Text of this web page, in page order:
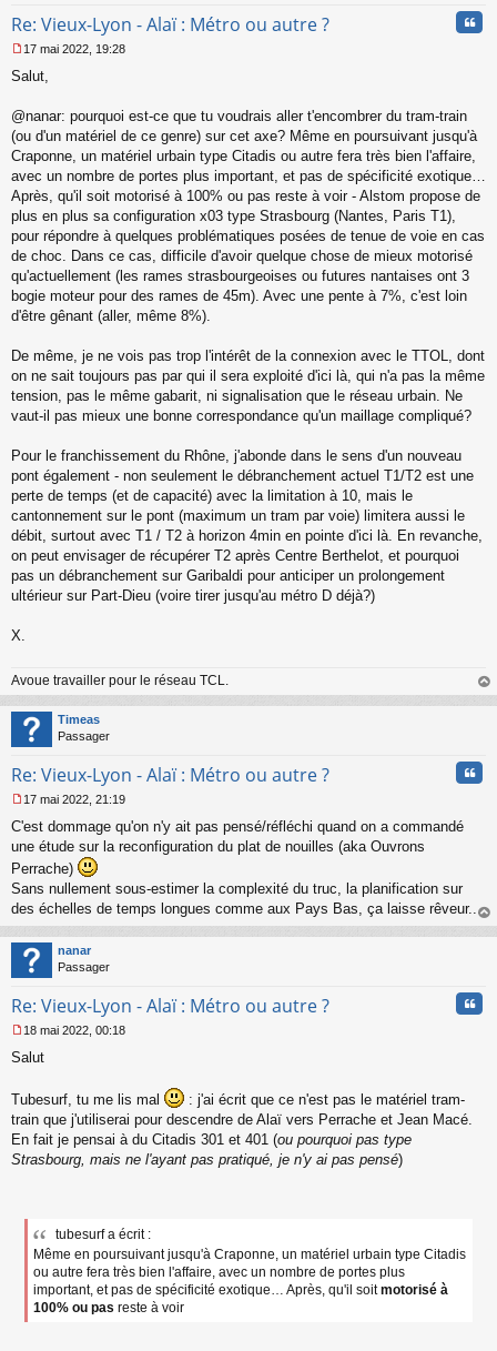
Re: Vieux-Lyon - Alaï : Métro ou autre ?
e
s
g
e
n
o
n
u
17 mai 2022, 19:28
Salut,
@nanar: pourquoi est-ce que tu voudrais aller t'encombrer du tram-train
(ou d'un matériel de ce genre) sur cet axe? Même en poursuivant jusqu'à
Craponne, un matériel urbain type Citadis ou autre fera très bien l'affaire,
avec un nombre de portes plus important, et pas de spécificité exotique…
Après, qu'il soit motorisé à 100% ou pas reste à voir - Alstom propose de
plus en plus sa configuration x03 type Strasbourg (Nantes, Paris T1),
pour répondre à quelques problématiques posées de tenue de voie en cas
de choc. Dans ce cas, difficile d'avoir quelque chose de mieux motorisé
qu'actuellement (les rames strasbourgeoises ou futures nantaises ont 3
bogie moteur pour des rames de 45m). Avec une pente à 7%, c'est loin
d'être gênant (aller, même 8%).
De même, je ne vois pas trop l'intérêt de la connexion avec le TTOL, dont
on ne sait toujours pas par qui il sera exploité d'ici là, qui n'a pas la même
tension, pas le même gabarit, ni signalisation que le réseau urbain. Ne
vaut-il pas mieux une bonne correspondance qu'un maillage compliqué?
Pour le franchissement du Rhône, j'abonde dans le sens d'un nouveau
pont également - non seulement le débranchement actuel T1/T2 est une
perte de temps (et de capacité) avec la limitation à 10, mais le
cantonnement sur le pont (maximum un tram par voie) limitera aussi le
débit, surtout avec T1 / T2 à horizon 4min en pointe d'ici là. En revanche,
on peut envisager de récupérer T2 après Centre Berthelot, et pourquoi
pas un débranchement sur Garibaldi pour anticiper un prolongement
ultérieur sur Part-Dieu (voire tirer jusqu'au métro D déjà?)
X.
Avoue travailler pour le réseau TCL.
au
Timeas
Passager
Re: Vieux-Lyon - Alaï : Métro ou autre ?
e
s
a
g
e
n
o
n
l
17 mai 2022, 21:19
C'est dommage qu'on n'y ait pas pensé/réfléchi quand on a commandé
une étude sur la reconfiguration du plat de nouilles (aka Ouvrons
Perrache)
Sans nullement sous-estimer la complexité du truc, la planification sur
des échelles de temps longues comme aux Pays Bas, ça laisse rêveur...
au
nanar
Passager
Re: Vieux-Lyon - Alaï : Métro ou autre ?
e
s
a
g
e
n
18 mai 2022, 00:18
Salut
Tubesurf, tu me lis mal
: j'ai écrit que ce n'est pas le matériel tram-
train que j'utiliserai pour descendre de Alaï vers Perrache et Jean Macé.
En fait je pensai à du Citadis 301 et 401 (ou pourquoi pas type
Strasbourg, mais ne l'ayant pas pratiqué, je n'y ai pas pensé)
tubesurf a écrit :
Même en poursuivant jusqu'à Craponne, un matériel urbain type Citadis
ou autre fera très bien l'affaire, avec un nombre de portes plus
important, et pas de spécificité exotique… Après, qu'il soitmotorisé à
100% ou pas reste à voir